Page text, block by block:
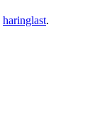
haringlast.